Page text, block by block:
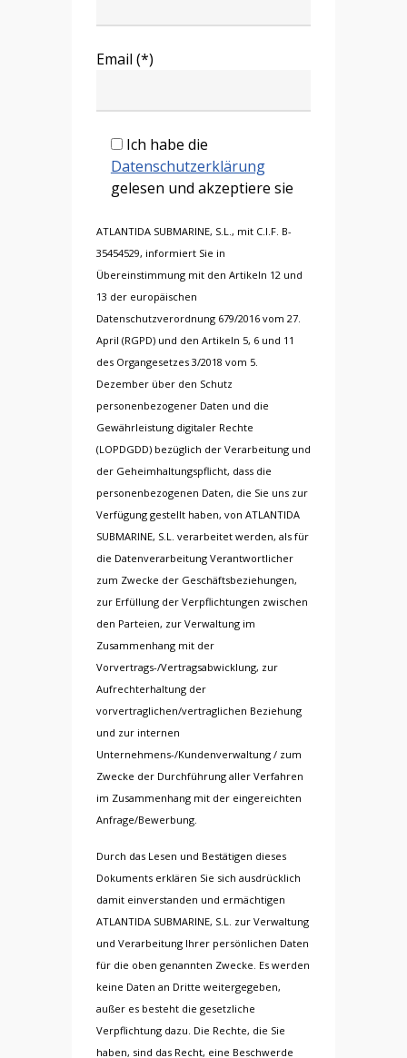
Email (*)
Ich habe die
Datenschutzerklärung
gelesen und akzeptiere sie
ATLANTIDA SUBMARINE, S.L., mit C.I.F. B-
35454529, informiert Sie in
Übereinstimmung mit den Artikeln 12 und
13 der europäischen
Datenschutzverordnung 679/2016 vom 27.
April (RGPD) und den Artikeln 5, 6 und 11
des Organgesetzes 3/2018 vom 5.
Dezember über den Schutz
personenbezogener Daten und die
Gewährleistung digitaler Rechte
(LOPDGDD) bezüglich der Verarbeitung und
der Geheimhaltungspflicht, dass die
personenbezogenen Daten, die Sie uns zur
Verfügung gestellt haben, von ATLANTIDA
SUBMARINE, S.L. verarbeitet werden, als für
die Datenverarbeitung Verantwortlicher
zum Zwecke der Geschäftsbeziehungen,
zur Erfüllung der Verpflichtungen zwischen
den Parteien, zur Verwaltung im
Zusammenhang mit der
Vorvertrags-/Vertragsabwicklung, zur
Aufrechterhaltung der
vorvertraglichen/vertraglichen Beziehung
und zur internen
Unternehmens-/Kundenverwaltung / zum
Zwecke der Durchführung aller Verfahren
im Zusammenhang mit der eingereichten
Anfrage/Bewerbung.
Durch das Lesen und Bestätigen dieses
Dokuments erklären Sie sich ausdrücklich
damit einverstanden und ermächtigen
ATLANTIDA SUBMARINE, S.L. zur Verwaltung
und Verarbeitung Ihrer persönlichen Daten
für die oben genannten Zwecke. Es werden
keine Daten an Dritte weitergegeben,
außer es besteht die gesetzliche
Verpflichtung dazu. Die Rechte, die Sie
haben, sind das Recht, eine Beschwerde